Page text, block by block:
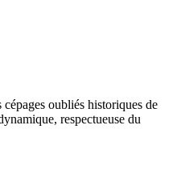
oubliés historiques de
respectueuse du